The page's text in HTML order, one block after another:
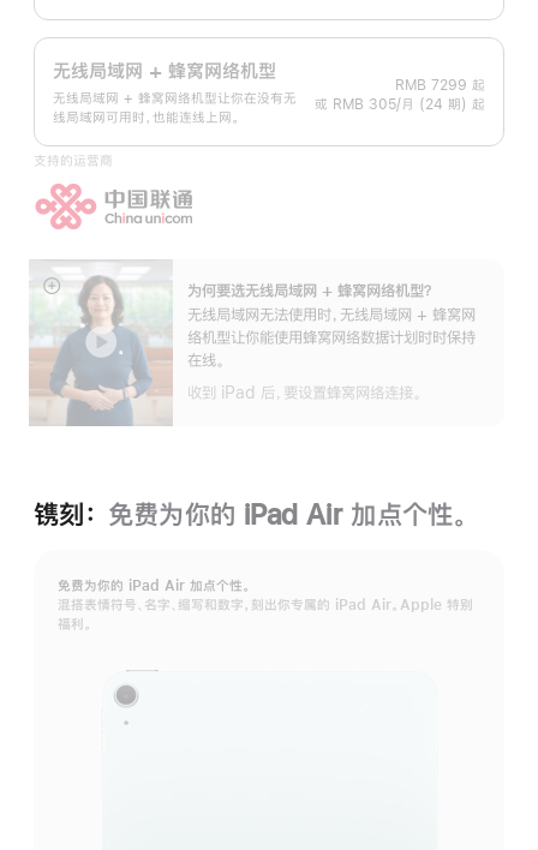
无线局域网 + 蜂窝网络机型
无线局域网 + 蜂窝网络机型让你在没有无
线局域网可用时，也能连线上网。
RMB 7299 起
或 RMB 305/月 (24 期) 起
支持的运营商
为何要选无线局域网 + 蜂窝网络机型？
无线局域网无法使用时，无线局域网 + 蜂窝网
络机型让你能使用蜂窝网络数据计划时时保持
在线。
收到 iPad 后，要设置蜂窝网络连接。
展
镌刻： 免费为你的 iPad Air 加⁠点个性。
免费为你的 iPad Air 加⁠点个性。
混搭表情符号、名字、缩写和数字，刻出你专属的 iPad Air。Apple 特别
福利。